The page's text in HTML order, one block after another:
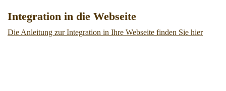
Integration in die Webseite
Die Anleitung zur Integration in Ihre Webseite finden Sie hier